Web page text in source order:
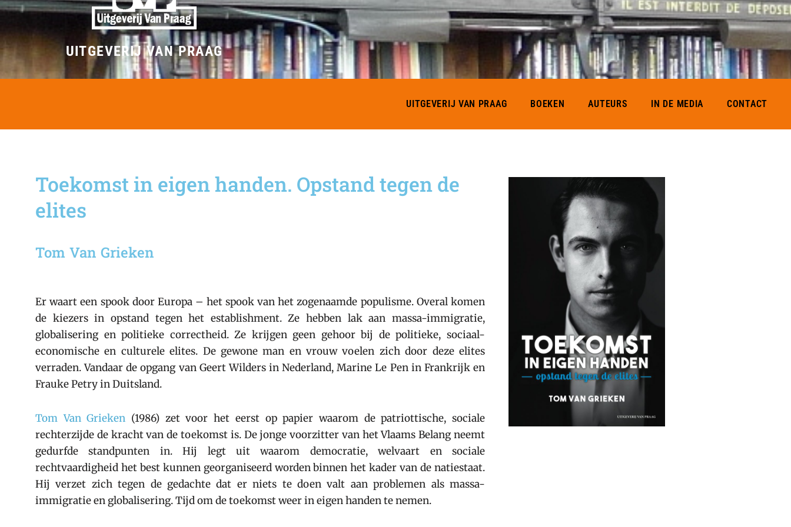
UITGEVERIJ VAN PRAAG
UITGEVERIJ VAN PRAAG BOEKEN AUTEURS IN DE MEDIA CONTACT
Toekomst in eigen handen. Opstand tegen de
elites
Tom Van Grieken
Er waart een spook door Europa – het spook van het zogenaamde populisme. Overal komen
de kiezers in opstand tegen het establishment. Ze hebben lak aan massa-immigratie,
globalisering en politieke correctheid. Ze krijgen geen gehoor bij de politieke, sociaal-
economische en culturele elites. De gewone man en vrouw voelen zich door deze elites
verraden. Vandaar de opgang van Geert Wilders in Nederland, Marine Le Pen in Frankrijk en
Frauke Petry in Duitsland.
Tom Van Grieken (1986) zet voor het eerst op papier waarom de patriottische, sociale
rechterzijde de kracht van de toekomst is. De jonge voorzitter van het Vlaams Belang neemt
gedurfde standpunten in. Hij legt uit waarom democratie, welvaart en sociale
rechtvaardigheid het best kunnen georganiseerd worden binnen het kader van de natiestaat.
Hij verzet zich tegen de gedachte dat er niets te doen valt aan problemen als massa-
immigratie en globalisering. Tijd om de toekomst weer in eigen handen te nemen.